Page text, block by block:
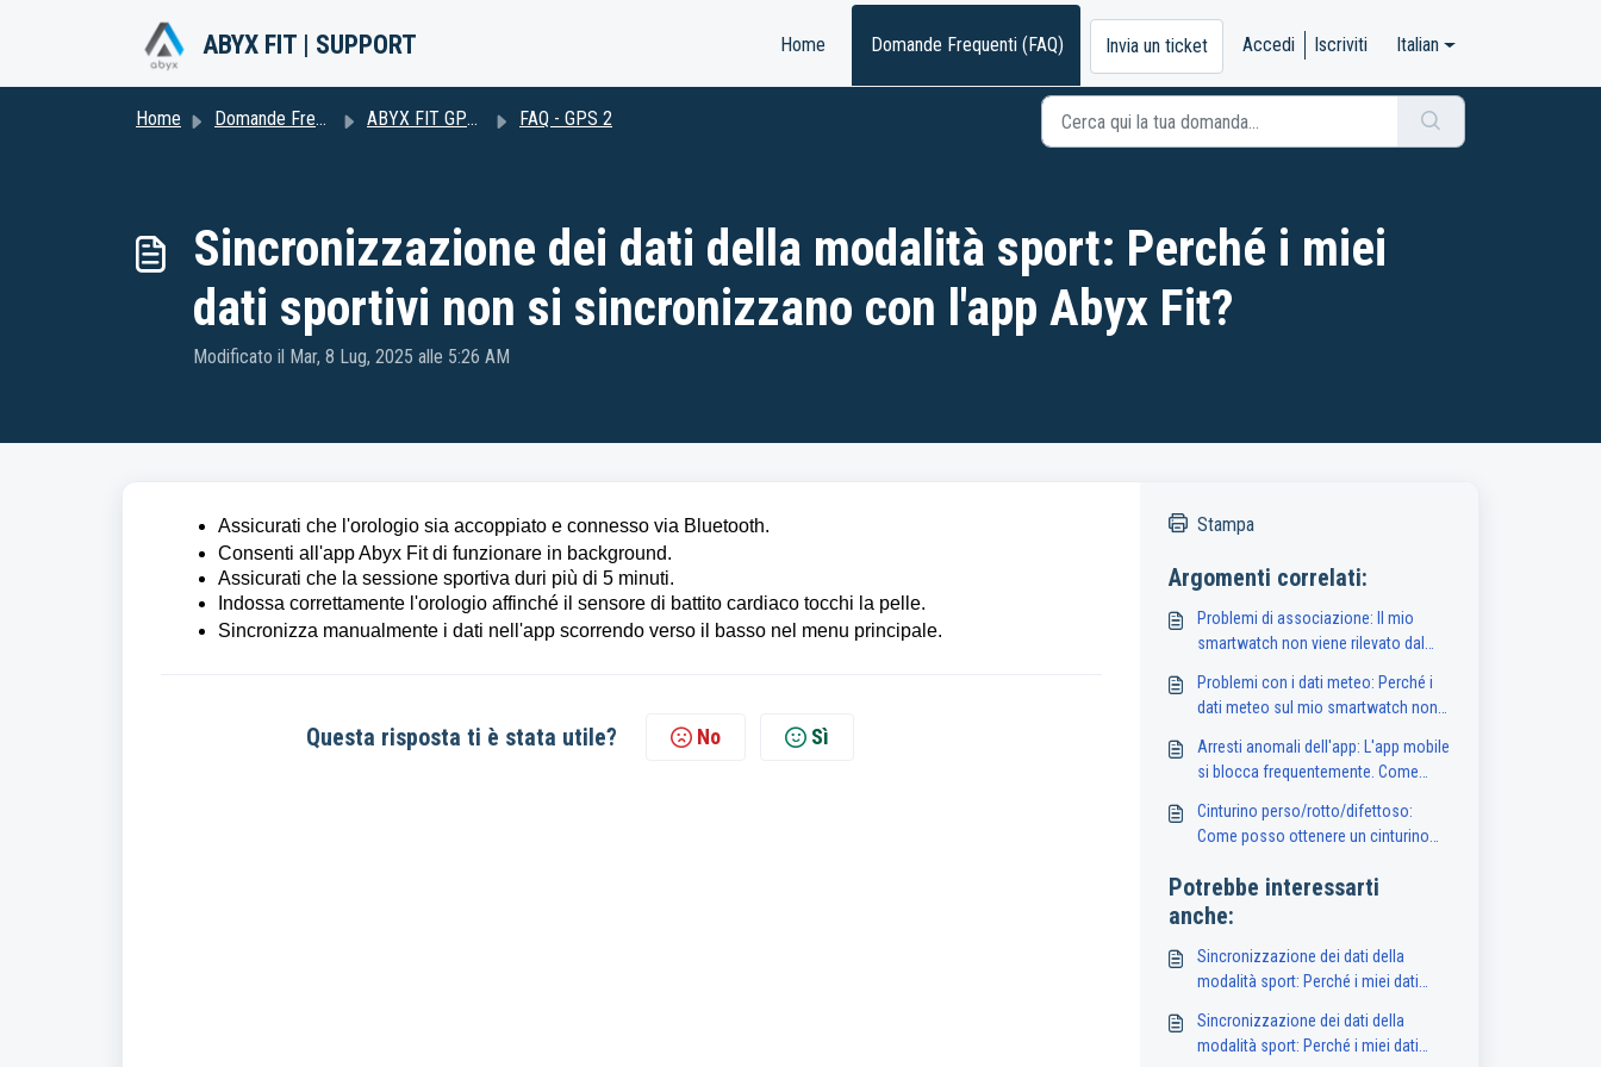
ABYX FIT | SUPPORT Home Domande Frequenti (FAQ) Invia un ticket Accedi Iscriviti Italian
Home Domande Frequenti (FAQ) ABYX FIT GPS2 FAQ - GPS 2
Sincronizzazione dei dati della modalità sport: Perché i miei
dati sportivi non si sincronizzano con l'app Abyx Fit?
Modificato il Mar, 8 Lug, 2025 alle 5:26 AM
Assicurati che l'orologio sia accoppiato e connesso via Bluetooth.
Consenti all'app Abyx Fit di funzionare in background.
Assicurati che la sessione sportiva duri più di 5 minuti.
Indossa correttamente l'orologio affinché il sensore di battito cardiaco tocchi la pelle.
Sincronizza manualmente i dati nell'app scorrendo verso il basso nel menu principale.
Questa risposta ti è stata utile? No Sì
Stampa
Argomenti correlati:
Problemi di associazione: Il mio
smartwatch non viene rilevato dal
Problemi con i dati meteo: Perché i
dati meteo sul mio smartwatch non
Arresti anomali dell'app: L'app mobile
si blocca frequentemente. Come
Cinturino perso/rotto/difettoso:
Come posso ottenere un cinturino
Potrebbe interessarti
anche:
Sincronizzazione dei dati della
modalità sport: Perché i miei dati
l'app Abyx Fit?
Sincronizzazione dei dati della
modalità sport: Perché i miei dati